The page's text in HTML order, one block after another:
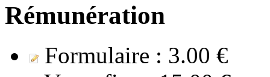
Rémunération
Formulaire : 3.00 €